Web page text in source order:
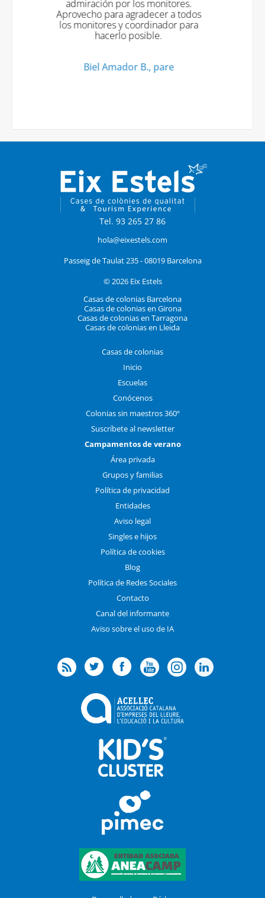
a todos
para
Padres de Luciana,
Tel. 93 265 27 86
hola@eixestels.com
Passeig de Taulat 235 - 08019 Barcelona
© 2026 Eix Estels
Casas de colonias Barcelona
Casas de colonias en Girona
Casas de colonias en Tarragona
Casas de colonias en Lleida
Casas de colonias
Inicio
Escuelas
Conócenos
Colonias sin maestros 360º
Suscríbete al newsletter
Campamentos de verano
Área privada
Grupos y familias
Política de privacidad
Entidades
Aviso legal
Singles e hijos
Política de cookies
Blog
Política de Redes Sociales
Contacto
Canal del informante
Aviso sobre el uso de IA